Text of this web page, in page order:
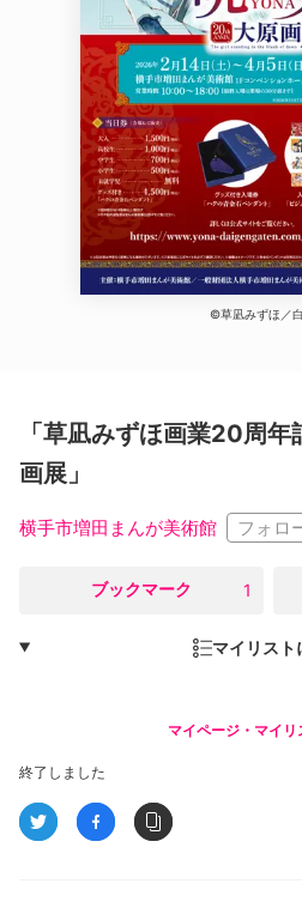
©草凪みずほ／
「草凪みずほ画業20周
画展」
横手市増田まんが美術館 フォロ
ブックマーク 1
マイリスト
マイページ・マイリ
終了しました